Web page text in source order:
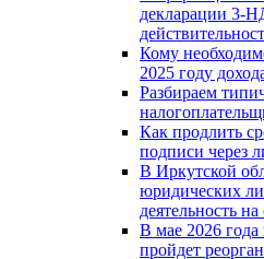
декларации 3-
Кому
2025 году
Разбираем
Как продлить
подписи через
В Иркутской
юридических
деятельность
В мае 2026 года
пройдет